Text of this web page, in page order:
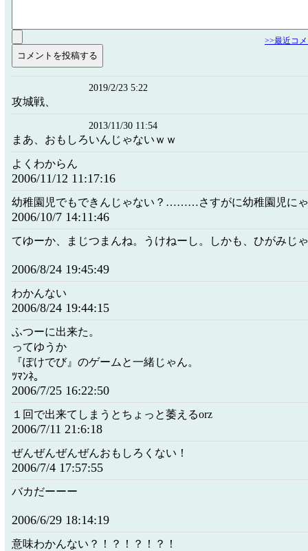
>>最近コ
2019/2/23 5:22
攻城戦、
2013/11/30 11:54
まあ、おもしろいんじゃないｗｗ
よくわからん
2006/11/12 11:17:16
幼稚園児でもできんじゃない？………さすがに幼稚園児に
2006/10/7 14:11:46
てゆーか、まじつまんね。うけねーし。しかも、ひがみじ
2006/8/24 19:45:49
わかんない
2006/8/24 19:44:15
ふつーに出来た。
ってゆうか
『ぽけでび』のゲームと一緒じゃん。
ﾂﾏﾝﾈ。
2006/7/25 16:22:50
１回で出来てしまうとちょっと萎えるorz
2006/7/11 21:6:18
ぜんぜんぜんぜんおもしろくない！
2006/7/4 17:57:55
バカだーーー
2006/6/29 18:14:19
意味わかんない？！？！？！？！